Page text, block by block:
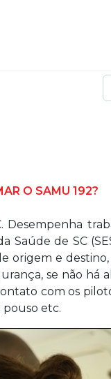
O SAMU 192?
de SC
origem e destino,
se não
com os
pouso etc.